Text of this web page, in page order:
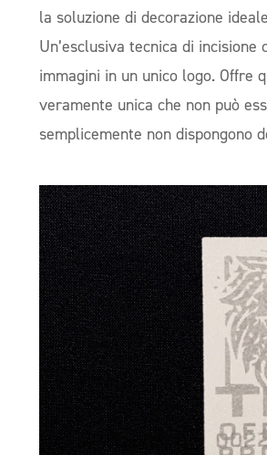
la soluzione di decorazione
Un’esclusiva tecnica di
immagini in un unico logo. Offre
veramente unica che non può
semplicemente non dispongono